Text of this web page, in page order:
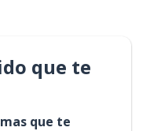
que te
que te